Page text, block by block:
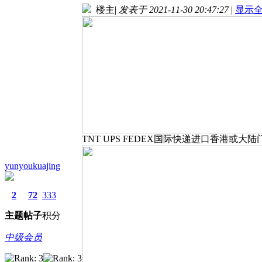
yunyoukuajing
2
主题
72
帖子
333
积分
中级会员
楼主| 发表于 2021-11-30 20:47:27 | 显示
TNT UPS FEDEX国际快递进口香港或大陆